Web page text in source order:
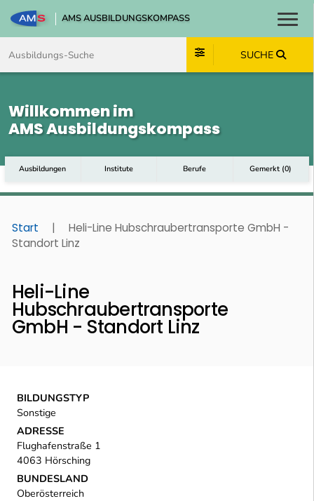
AMS AUSBILDUNGSKOMPASS
SUCHE
Willkommen im
AMS Ausbildungskompass
Ausbildungen Institute Berufe Gemerkt (0)
Start |
Heli-Line Hubschraubertransporte GmbH -
Standort Linz
Heli-Line
Hubschraubertransporte
GmbH - Standort Linz
BILDUNGSTYP
Sonstige
ADRESSE
Flughafenstraße 1
4063 Hörsching
BUNDESLAND
Oberösterreich